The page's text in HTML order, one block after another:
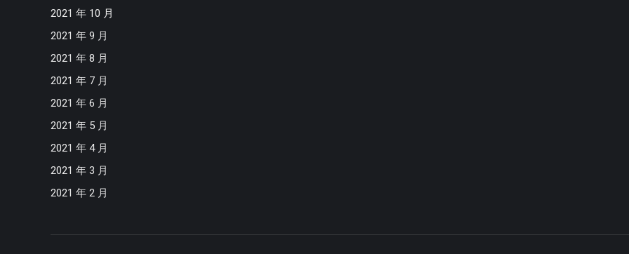
2021 年 10 月
2021 年 9 月
2021 年 8 月
2021 年 7 月
2021 年 6 月
2021 年 5 月
2021 年 4 月
2021 年 3 月
2021 年 2 月